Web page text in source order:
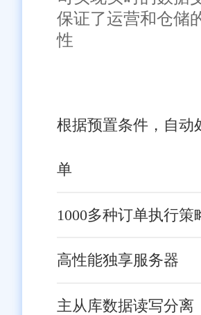
保证了运营和仓储
性
根据预置条件，自动
单
1000多种订单执行策
高性能独享服务器
主从库数据读写分离